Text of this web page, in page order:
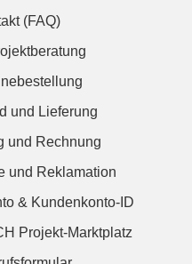
(FAQ)
und Lieferung
und Rechnung
und Reklamation
& Kundenkonto-ID
Projekt-Marktplatz